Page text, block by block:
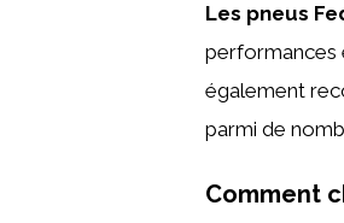
Les pneus
performances
également
parmi de
Comment